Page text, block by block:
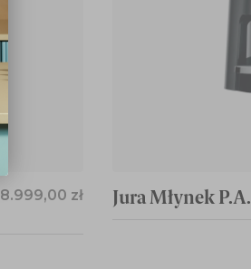
8.999,00 zł Jura Młynek